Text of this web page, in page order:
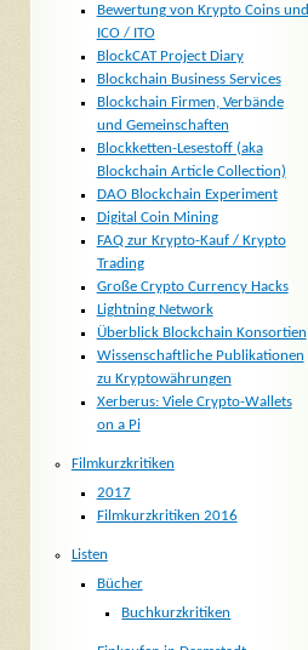
Bewertung von Krypto Coins und
ICO / ITO
BlockCAT Project Diary
Blockchain Business Services
Blockchain Firmen, Verbände
und Gemeinschaften
Blockketten-Lesestoff (aka
Blockchain Article Collection)
DAO Blockchain Experiment
Digital Coin Mining
FAQ zur Krypto-Kauf / Krypto
Trading
Große Crypto Currency Hacks
Lightning Network
Überblick Blockchain Konsortien
Wissenschaftliche Publikationen
zu Kryptowährungen
Xerberus: Viele Crypto-Wallets
on a Pi
Filmkurzkritiken
2017
Filmkurzkritiken 2016
Listen
Bücher
Buchkurzkritiken